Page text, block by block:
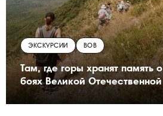
ЭКСКУРСИИ ВОВ
Там, где горы хранят память о
боях Великой Отечественной